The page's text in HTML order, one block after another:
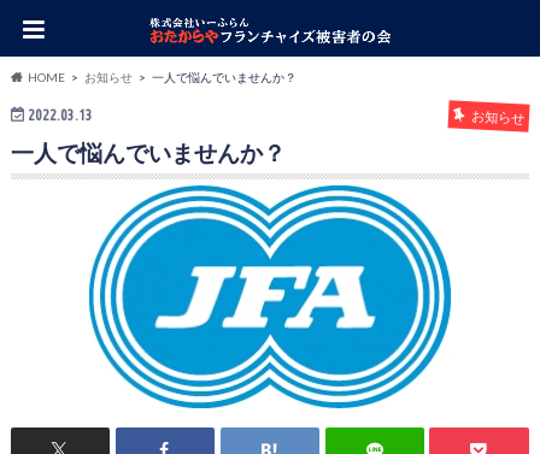
HOME お知らせ 一人で悩んでいませんか？
2022.03.13 お知らせ
一人で悩んでいませんか？